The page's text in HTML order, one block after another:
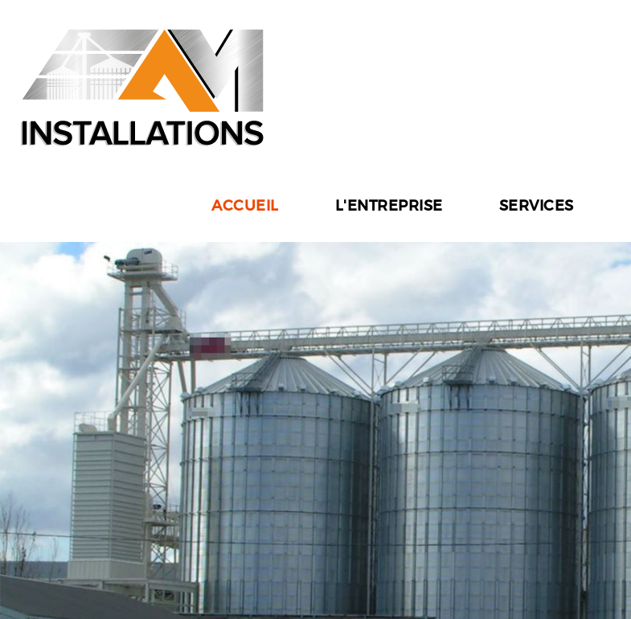
ACCUEIL L'ENTREPRISE SERVICES